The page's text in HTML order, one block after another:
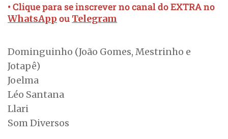
• Clique para se inscrever no canal do EXTRA no
WhatsApp ou Telegram
Dominguinho (João Gomes, Mestrinho e
Jotapê)
Joelma
Léo Santana
Llari
Som Diversos